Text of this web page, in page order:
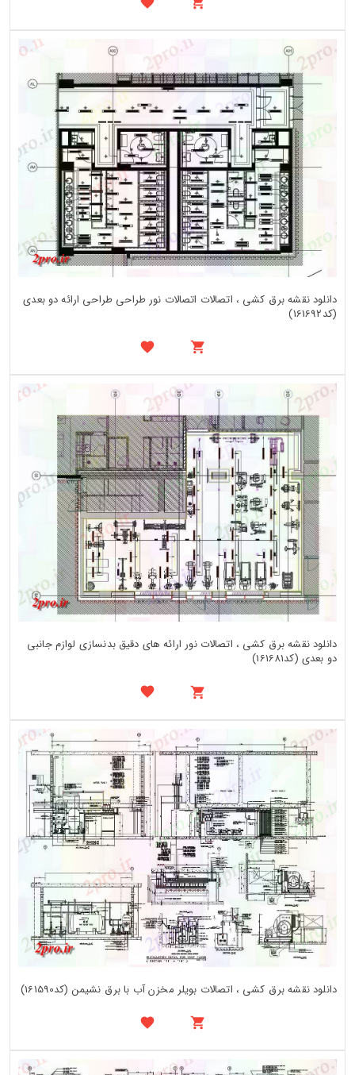
دانلود نقشه برق کشی ، اتصالات اتصالات نور طراحی طراحی ارائه دو بعدی
(کد161692)
دانلود نقشه برق کشی ، اتصالات نور ارائه های دقیق بدنسازی لوازم جانبی
دو بعدی (کد161681)
دانلود نقشه برق کشی ، اتصالات بویلر مخزن آب با برق نشیمن (کد161590)